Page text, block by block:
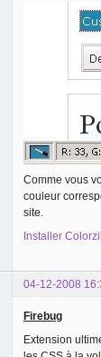
Comme vous
couleur
site.
Installer
04-12-2008
Firebug
Extension